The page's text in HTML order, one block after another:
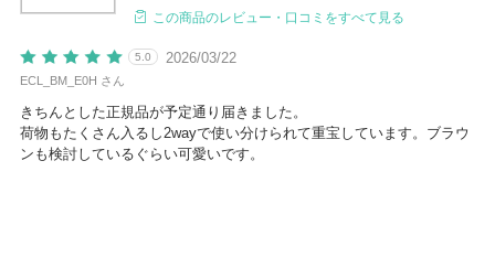
この商品のレビュー・口コミをすべて見る
2026/03/22
5.0
ECL_BM_E0H さん
きちんとした正規品が予定通り届きました。
荷物もたくさん入るし2wayで使い分けられて重宝しています。ブラウ
ンも検討しているぐらい可愛いです。